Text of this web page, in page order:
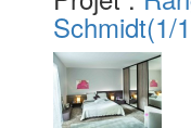
Schmidt(1/